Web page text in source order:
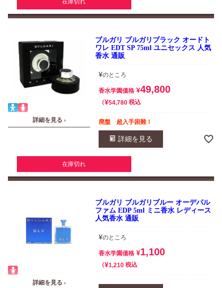
在庫切れ
詳細を見る ›
ブルガリ ブルガリブラック オードト
ワレ EDT SP 75ml ユニセックス 人気
香水 通販
¥のところ
香水学園価格 ¥49,800
¥54,780 税込
廃盤 超入手困難！
詳細を見る
在庫切れ
詳細を見る ›
ブルガリ ブルガリブルー オーデパル
ファム EDP 5ml ミニ香水 レディース
人気香水 通販
¥のところ
香水学園価格 ¥1,100
¥1,210 税込